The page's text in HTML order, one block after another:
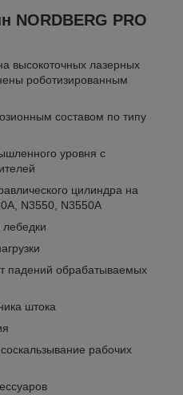
NORDBERG PRO
высокоточных лазерных
роботизированным
составом по типу
уровня с
цилиндра на
N3550, N3550A
падений обрабатываемых
штока
рабочих